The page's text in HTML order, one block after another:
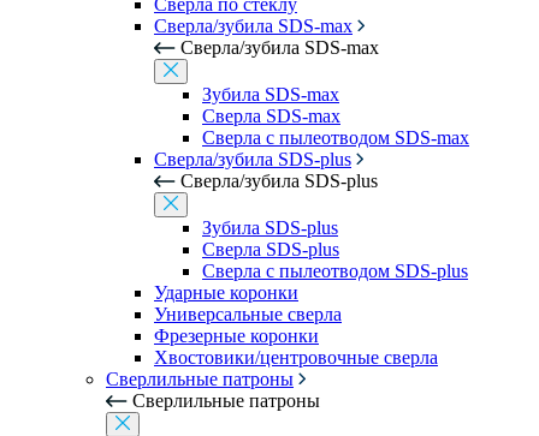
Сверла по стеклу
Сверла/зубила SDS-max
Сверла/зубила SDS-max
Зубила SDS-max
Сверла SDS-max
Сверла с пылеотводом SDS-max
Сверла/зубила SDS-plus
Сверла/зубила SDS-plus
Зубила SDS-plus
Сверла SDS-plus
Сверла с пылеотводом SDS-plus
Ударные коронки
Универсальные сверла
Фрезерные коронки
Хвостовики/центровочные сверла
Сверлильные патроны
Сверлильные патроны